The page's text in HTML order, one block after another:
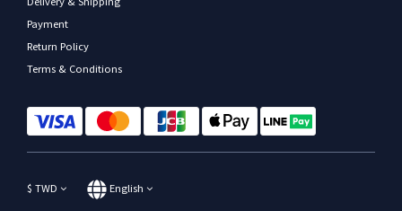
Payment
Return Policy
Terms & Conditions
$ TWD English